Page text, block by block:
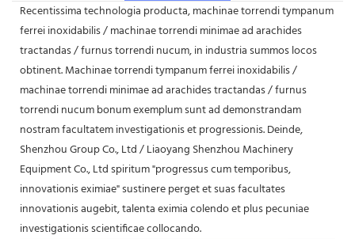
Recentissima technologia producta, machinae torrendi tympanum
ferrei inoxidabilis / machinae torrendi minimae ad arachides
tractandas / furnus torrendi nucum, in industria summos locos
obtinent. Machinae torrendi tympanum ferrei inoxidabilis /
machinae torrendi minimae ad arachides tractandas / furnus
torrendi nucum bonum exemplum sunt ad demonstrandam
nostram facultatem investigationis et progressionis. Deinde,
Shenzhou Group Co., Ltd / Liaoyang Shenzhou Machinery
Equipment Co., Ltd spiritum "progressus cum temporibus,
innovationis eximiae" sustinere perget et suas facultates
innovationis augebit, talenta eximia colendo et plus pecuniae
investigationis scientificae collocando.